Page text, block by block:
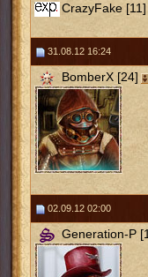
CrazyFake [11]
31.08.12 16:24
BomberX [24]
02.09.12 02:00
Generation-P